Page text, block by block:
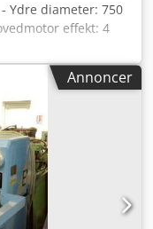
- Ydre diameter: 750
effekt: 4
380
DIMENSIONER -
2000 [mm] -
[timer]
Annoncer